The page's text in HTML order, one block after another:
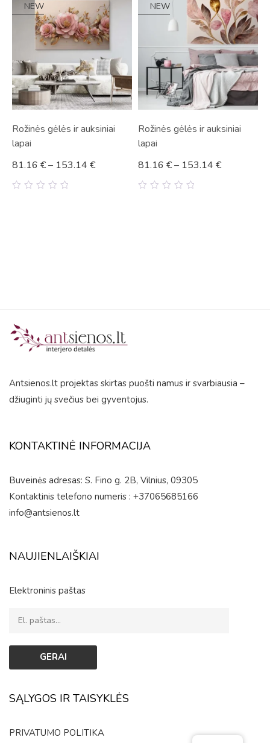
NEW
Rožinės gėlės ir auksiniai
lapai
81.16 €– 153.14 €
NEW
Rožinės gėlės ir auksiniai
lapai
81.16 €– 153.14 €
Antsienos.lt projektas skirtas puošti namus ir svarbiausia –
džiuginti jų svečius bei gyventojus.
KONTAKTINĖ INFORMACIJA
Buveinės adresas: S. Fino g. 2B, Vilnius, 09305
Kontaktinis telefono numeris : +37065685166
info@antsienos.lt
NAUJIENLAIŠKIAI
Elektroninis paštas
SĄLYGOS IR TAISYKLĖS
PRIVATUMO POLITIKA